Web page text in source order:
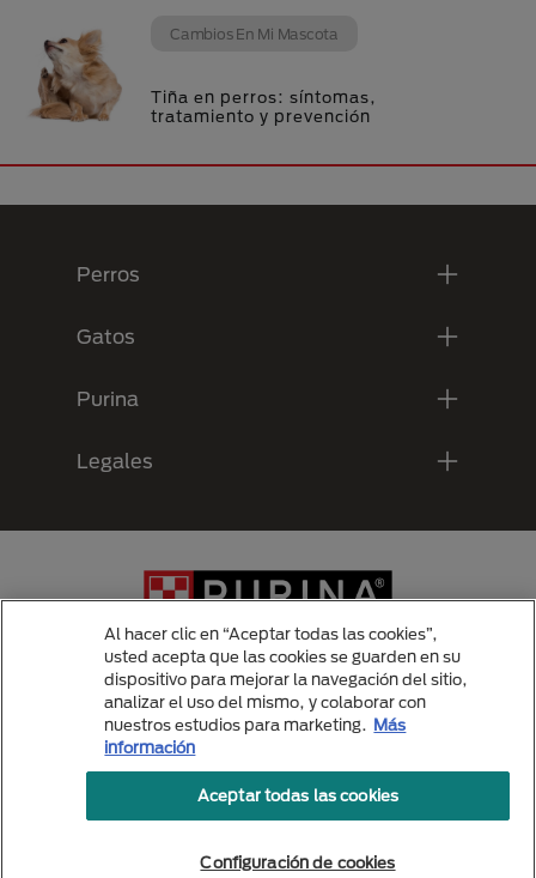
Cambios En Mi Mascota
Tiña en perros: síntomas,
tratamiento y prevención
Perros
Gatos
Purina
Legales
Menu Footer Secundario Purina
All Nestlé Purina trademarks owned by Société des Produits Nestlé S.A.,
Vevey, Switzerland or are used with permission.
Politicas de privacidad
Al hacer clic en “Aceptar todas las cookies”,
usted acepta que las cookies se guarden en su
dispositivo para mejorar la navegación del sitio,
analizar el uso del mismo, y colaborar con
nuestros estudios para marketing. Más
información
Configuración de cookies
Aceptar todas las cookies